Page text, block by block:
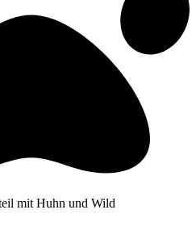
mit Huhn und Wild